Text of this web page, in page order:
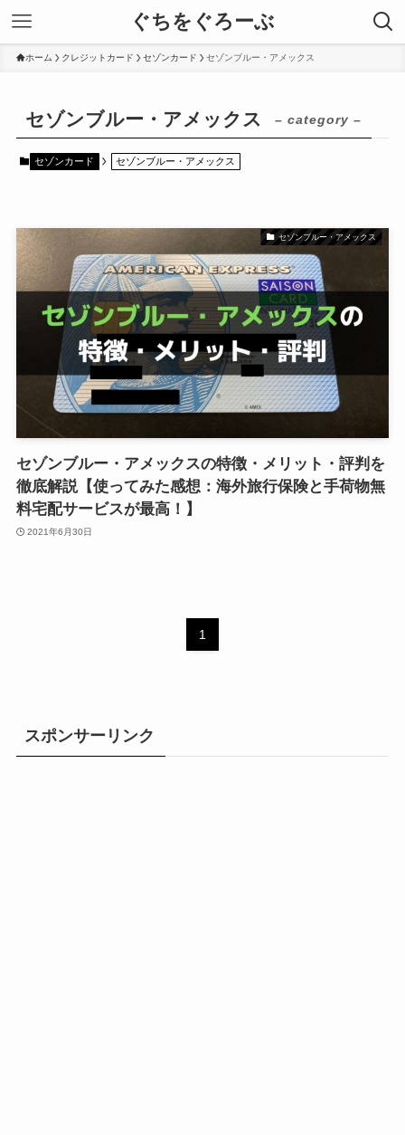
ぐちをぐろーぶ
ホーム クレジットカード セゾンカード セゾンブルー・アメックス
セゾンブルー・アメックス – category –
セゾンカード セゾンブルー・アメックス
セゾンブルー・アメックス
セゾンブルー・アメックスの特徴・メリット・評判を
徹底解説【使ってみた感想：海外旅行保険と手荷物無
料宅配サービスが最高！】
2021年6月30日
1
スポンサーリンク